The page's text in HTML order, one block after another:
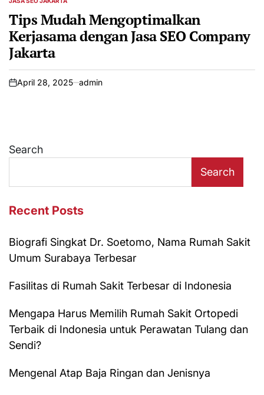
POSTED
Tips Mudah Mengoptimalkan
Kerjasama dengan Jasa SEO Company
Jakarta
on
April 28, 2025 admin
Search
Search
Recent Posts
Biografi Singkat Dr. Soetomo, Nama Rumah Sakit
Umum Surabaya Terbesar
Fasilitas di Rumah Sakit Terbesar di Indonesia
Mengapa Harus Memilih Rumah Sakit Ortopedi
Terbaik di Indonesia untuk Perawatan Tulang dan
Sendi?
Mengenal Atap Baja Ringan dan Jenisnya